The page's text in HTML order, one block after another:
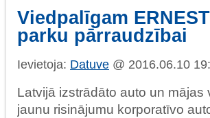
Viedpalīgam
parku pārraudzībai
Ievietoja: Datuve @ 2016.06.10
Latvijā izstrādāto auto un mājas
jaunu risinājumu korporatīvo